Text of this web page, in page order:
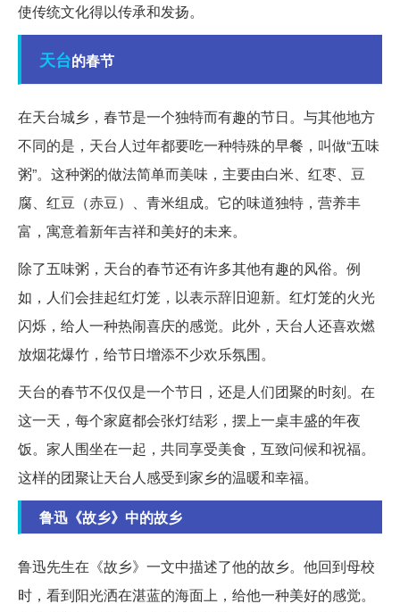
使传统文化得以传承和发扬。
天台的春节
在天台城乡，春节是一个独特而有趣的节日。与其他地方
不同的是，天台人过年都要吃一种特殊的早餐，叫做“五味
粥”。这种粥的做法简单而美味，主要由白米、红枣、豆
腐、红豆（赤豆）、青米组成。它的味道独特，营养丰
富，寓意着新年吉祥和美好的未来。
除了五味粥，天台的春节还有许多其他有趣的风俗。例
如，人们会挂起红灯笼，以表示辞旧迎新。红灯笼的火光
闪烁，给人一种热闹喜庆的感觉。此外，天台人还喜欢燃
放烟花爆竹，给节日增添不少欢乐氛围。
天台的春节不仅仅是一个节日，还是人们团聚的时刻。在
这一天，每个家庭都会张灯结彩，摆上一桌丰盛的年夜
饭。家人围坐在一起，共同享受美食，互致问候和祝福。
这样的团聚让天台人感受到家乡的温暖和幸福。
鲁迅《故乡》中的故乡
鲁迅先生在《故乡》一文中描述了他的故乡。他回到母校
时，看到阳光洒在湛蓝的海面上，给他一种美好的感觉。